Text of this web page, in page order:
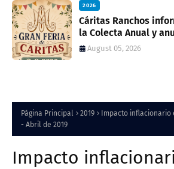
2026
Cáritas Ranchos
la Colecta Anual y
feria solidaria
August 05, 2026
Página Principal 2019
Impacto
- Abril de 2019
Impacto